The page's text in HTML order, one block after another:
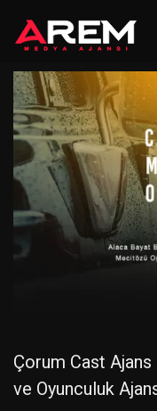
Çorum Cast
ve Oyunculuk